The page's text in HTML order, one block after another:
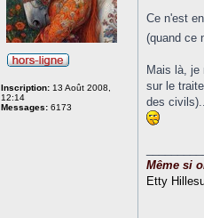
Inscription:13 Août 2008,
12:14
Messages:6173
Ce n'est
(quand ce
Mais là, je
sur le
des
Même si
Etty